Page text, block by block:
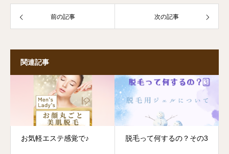
前の記事 次の記事
関連記事
お気軽エステ感覚で♪ 脱毛って何するの？その3